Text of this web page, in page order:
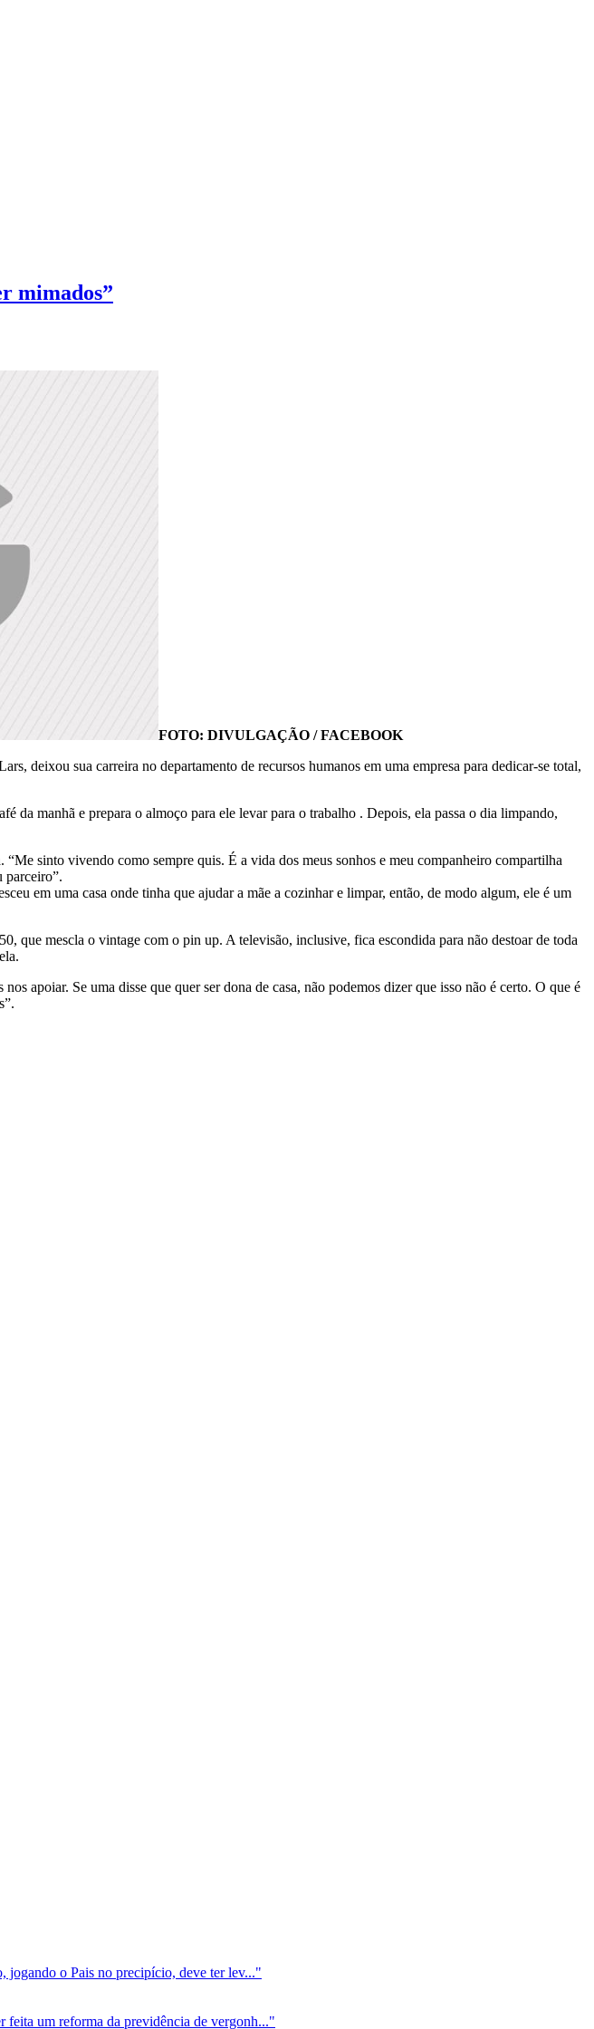
mimados”
FOTO: DIVULGAÇÃO / FACEBOOK
deixou sua carreira no departamento de recursos humanos em uma empresa para dedicar-se total,
da manhã e prepara o almoço para ele levar para o trabalho . Depois, ela passa o dia limpando,
sinto vivendo como sempre quis. É a vida dos meus sonhos e meu companheiro compartilha
parceiro”.
em uma casa onde tinha que ajudar a mãe a cozinhar e limpar, então, de modo algum, ele é um
que mescla o vintage com o pin up. A televisão, inclusive, fica escondida para não destoar de toda
apoiar. Se uma disse que quer ser dona de casa, não podemos dizer que isso não é certo. O que é
jogando o Pais no precipício, deve ter lev..."
feita um reforma da previdência de vergonh..."